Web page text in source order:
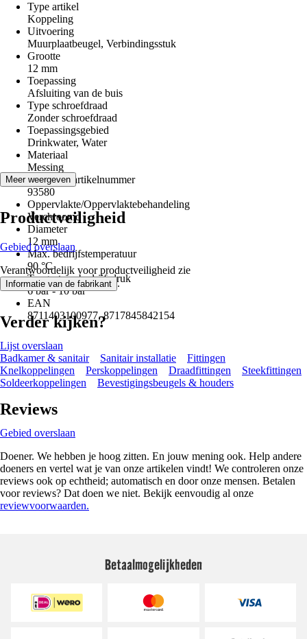
Type artikel
Koppeling
Uitvoering
Muurplaatbeugel, Verbindingsstuk
Grootte
12 mm
Toepassing
Afsluiting van de buis
Type schroefdraad
Zonder schroefdraad
Toepassingsgebied
Drinkwater, Water
Materiaal
Messing
Fabricage artikelnummer
93580
Oppervlakte/Oppervlaktebehandeling
Verchroomd
Diameter
12 mm
Max. bedrijfstemperatuur
90 °C
Toegestane bedrijfsdruk
6 bar - 10 bar
EAN
8711403100977, 8717845842154
Meer weergeven
Productveiligheid
Gebied overslaan
Verantwoordelijk voor productveiligheid zie
Informatie van de fabrikant .
Verder kijken?
Lijst overslaan
Badkamer & sanitair
Sanitair installatie
Fittingen
Knelkoppelingen
Perskoppelingen Draadfittingen
Steekfittingen
Soldeerkoppelingen
Bevestigingsbeugels & houders
Reviews
Gebied overslaan
Doener. We hebben je hoog zitten. En jouw mening ook. Help andere
doeners en vertel wat je van onze artikelen vindt! We controleren onze
reviews ook op echtheid; automatisch en door onze mensen. Betalen
voor reviews? Dat doen we niet. Bekijk eenvoudig al onze
reviewvoorwaarden.
Betaalmogelijkheden